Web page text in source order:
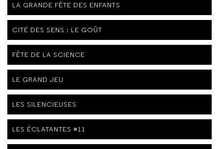
LA GRANDE FÊTE DES ENFANTS
CITÉ DES SENS : LE GOÛT
FÊTE DE LA SCIENCE
LE GRAND JEU
LES SILENCIEUSES
LES ÉCLATANTES #11